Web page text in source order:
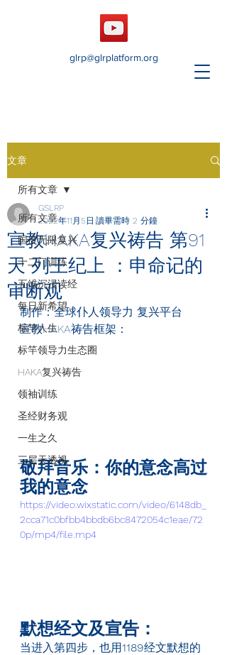
glrp@glrplatform.org
文章
所有文章
国度无限复兴
十二门训练
五维沉浸读经
每日新希望
标竿人生
标竿领导力生态圈
HAKA复兴祷告
领袖训练
圣经财务观
一生之久
三层天透视
所有文章
宣教HAKA复兴祷告 第91
天 列王纪上 ：申命记的
审断观
GSLRP
2022年11月5日 讀畢需時 2 分鐘
制作：全球仆人领导力 复兴平台
宣教HAKA祷告框架：
敬拜音乐：你的意念高过
我的意念
https://video.wixstatic.com/video/6148db_
2cca71c0bfbb4bbdb6bc8472054c1eae/72
0p/mp4/file.mp4
默想经文及宣告：
当进入第四步，也用1189经文默想的